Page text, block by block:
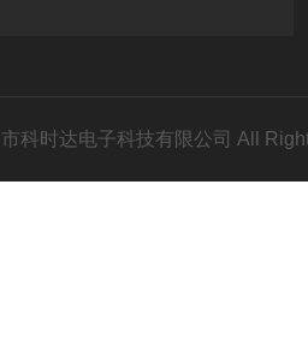
科时达电子科技有限公司 All